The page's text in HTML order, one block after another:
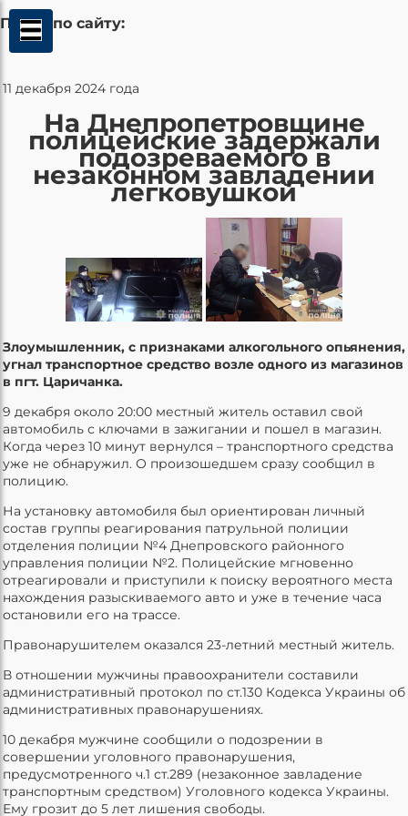
Поиск по сайту:
11 декабря 2024 года
На Днепропетровщине
полицейские задержали
подозреваемого в
незаконном завладении
легковушкой
Злоумышленник, с признаками алкогольного опьянения,
угнал транспортное средство возле одного из магазинов
в пгт. Царичанка.
9 декабря около 20:00 местный житель оставил свой
автомобиль с ключами в зажигании и пошел в магазин.
Когда через 10 минут вернулся – транспортного средства
уже не обнаружил. О произошедшем сразу сообщил в
полицию.
На установку автомобиля был ориентирован личный
состав группы реагирования патрульной полиции
отделения полиции №4 Днепровского районного
управления полиции №2. Полицейские мгновенно
отреагировали и приступили к поиску вероятного места
нахождения разыскиваемого авто и уже в течение часа
остановили его на трассе.
Правонарушителем оказался 23-летний местный житель.
В отношении мужчины правоохранители составили
административный протокол по ст.130 Кодекса Украины об
административных правонарушениях.
10 декабря мужчине сообщили о подозрении в
совершении уголовного правонарушения,
предусмотренного ч.1 ст.289 (незаконное завладение
транспортным средством) Уголовного кодекса Украины.
Ему грозит до 5 лет лишения свободы.